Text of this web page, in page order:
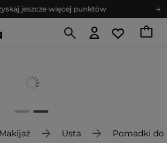
jeszcze więcej punktów
na newsletter pełen porad
jeszcze więcej punktów
Makijaż Usta Pomadki do